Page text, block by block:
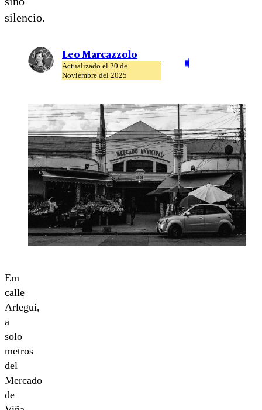
silencio.
Leo Marcazzolo
Actualizado el 20 de
Noviembre del 2025
Em
calle
Arlegui,
a
solo
metros
del
Mercado
de